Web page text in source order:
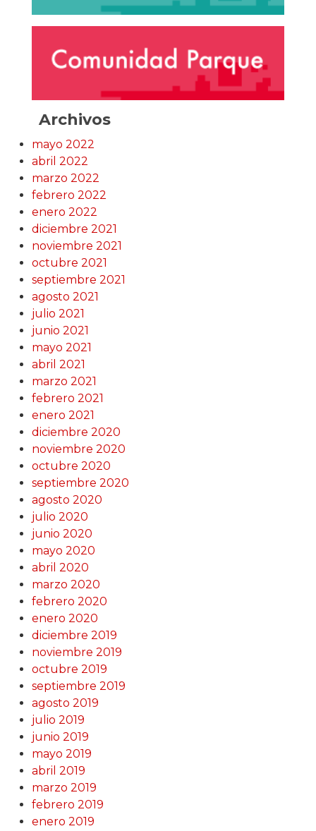
Archivos
mayo 2022
abril 2022
marzo 2022
febrero 2022
enero 2022
diciembre 2021
noviembre 2021
octubre 2021
septiembre 2021
agosto 2021
julio 2021
junio 2021
mayo 2021
abril 2021
marzo 2021
febrero 2021
enero 2021
diciembre 2020
noviembre 2020
octubre 2020
septiembre 2020
agosto 2020
julio 2020
junio 2020
mayo 2020
abril 2020
marzo 2020
febrero 2020
enero 2020
diciembre 2019
noviembre 2019
octubre 2019
septiembre 2019
agosto 2019
julio 2019
junio 2019
mayo 2019
abril 2019
marzo 2019
febrero 2019
enero 2019